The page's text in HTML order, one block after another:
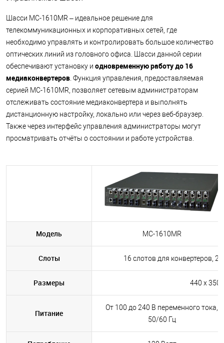
Шасси MC-1610MR – идеальное решение для
телекоммуникационных и корпоративных сетей, где
необходимо управлять и контролировать большое количество
оптических линий из головного офиса. Шасси данной серии
обеспечивают установку и одновременную работу до 16
медиаконвертеров. Функция управления, предоставляемая
серией MC-1610MR, позволяет сетевым администраторам
отслеживать состояние медиаконвертера и выполнять
дистанционную настройку, локально или через веб-браузер.
Также через интерфейс управления администраторы могут
просматривать отчёты о состоянии и работе устройства.
Модель MC-1610MR
Слоты 16 слотов для конвертеров, 2
Размеры 440 x 350
Питание
От 100 до 240 В переменного тока,
50/60 Гц